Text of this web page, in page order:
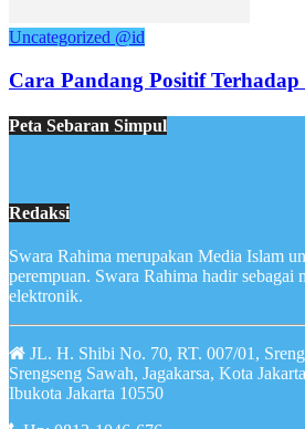
Uncategorized @id
Cara Pandang Positif Terhadap
Peta Sebaran Simpul
Redaksi
Swara Rahima merupakan Media Islam
perempuan. Swara Rahima hadir sebagai
elektronik.
JL. H. Shibi No. 70, RT. 007/01,
Srengseng Sawah, Jagakarsa, Kota
Ibukota Jakarta 10550